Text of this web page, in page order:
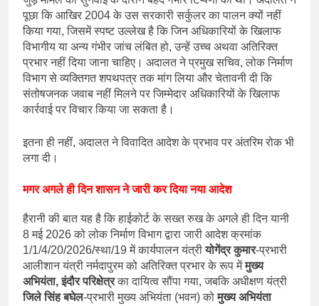
पूछा कि आखिर 2004 के उस सरकारी सर्कुलर का पालन क्यों नहीं
किया गया, जिसमें स्पष्ट उल्लेख है कि जिन अधिकारियों के खिलाफ
विभागीय या अन्य गंभीर जांच लंबित हो, उन्हें उच्च अथवा अतिरिक्त
प्रभार नहीं दिया जाना चाहिए। अदालत ने प्रमुख सचिव, लोक निर्माण
विभाग से व्यक्तिगत शपथपत्र तक मांग लिया और चेतावनी दी कि
संतोषजनक जवाब नहीं मिलने पर जिम्मेदार अधिकारियों के खिलाफ
कार्रवाई पर विचार किया जा सकता है।
इतना ही नहीं, अदालत ने विवादित आदेश के प्रभाव पर अंतरिम रोक भी
लगा दी।
मगर अगले ही दिन शासन ने जारी कर दिया नया आदेश
हैरानी की बात यह है कि हाईकोर्ट के सख्त रुख के अगले ही दिन यानी
8 मई 2026 को लोक निर्माण विभाग द्वारा जारी आदेश क्रमांक
1/1/4/20/2026/स्था/19 में कार्यपालन यंत्रीयोगेंद्र कुमार-प्रभारी
आलीशान यंत्री नर्मदापुरम को अतिरिक्त प्रभार के रूप मेंमुख्य
अभियंता, इंदौर परिक्षेत्रका दायित्व सौंपा गया, जबकि अधीक्षण यंत्री
जिले सिंह बघेल-प्रभारी मुख्य अभियंता (भवन) कोमुख्य अभियंता